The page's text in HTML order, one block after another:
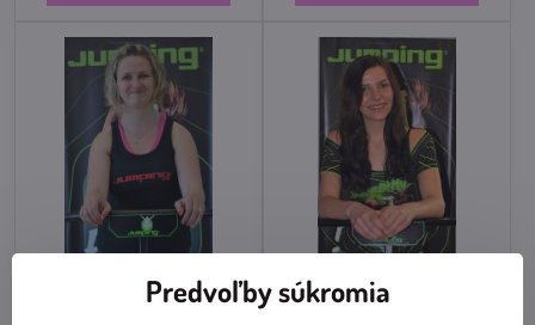
Skladom Skladom
Predvoľby súkromia